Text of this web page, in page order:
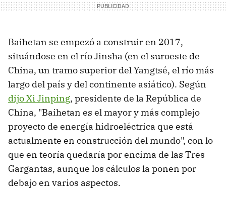
Baihetan se empezó a construir en 2017,
situándose en el río Jinsha (en el suroeste de
China, un tramo superior del Yangtsé, el río más
largo del país y del continente asiático). Según
dijo Xi Jinping, presidente de la República de
China, "Baihetan es el mayor y más complejo
proyecto de energía hidroeléctrica que está
actualmente en construcción del mundo", con lo
que en teoría quedaría por encima de las Tres
Gargantas, aunque los cálculos la ponen por
debajo en varios aspectos.